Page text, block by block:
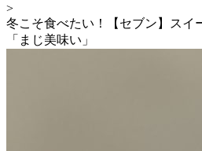
>
冬こそ食べたい！【セブン】スイ
「まじ美味い」